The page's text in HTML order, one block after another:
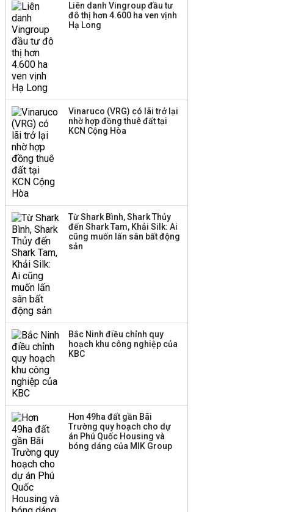
nào từ ngân hàng
Hơn 227.000 tài khoản
gia nhập thị trường
chứng khoán trong
tháng 7 biến động
Thị trường thường
Liên danh Vingroup đầu tư
đô thị hơn 4.600 ha ven vịnh
Hạ Long
Vinaruco (VRG) có lãi trở lại
nhờ hợp đồng thuê đất tại
KCN Cộng Hòa
Từ Shark Bình, Shark Thủy
đến Shark Tam, Khải Silk: Ai
cũng muốn lấn sân bất động
sản
Bắc Ninh điều chỉnh quy
hoạch khu công nghiệp của
KBC
Hơn 49ha đất gần Bãi
Trường quy hoạch cho dự
án Phú Quốc Housing và
bóng dáng của MIK Group